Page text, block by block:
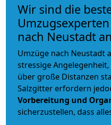
Wir sind die
nach Neustadt
Umzüge nach Neustadt
stressige
über große Distanzen
Salzgitter erfordern
Vorbereitung und
sicherzustellen, dass